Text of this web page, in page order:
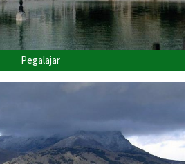
Pegalajar